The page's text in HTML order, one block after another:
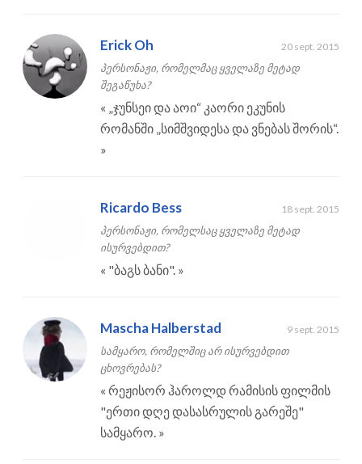
Erick Oh 20 sept. 2015
პერსონაჟი, რომელმაც ყველაზე მეტად
შეგაწუხა?
« „ჯუნსეი და აოი“ კაორი ეკუნის
რომანში „სიმშვიდესა და ვნებას შორის“.
»
Ricardo Bess 18 sept. 2015
პერსონაჟი, რომელსაც ყველაზე მეტად
ისურვებდით?
« "ბაგს ბანი". »
Mascha Halberstad 9 sept. 2015
სამყარო, რომელშიც არ ისურვებდით
ცხოვრებას?
« რეჟისორ ჰაროლდ რამისის ფილმის
"ერთი დღე დასასრულის გარეშე"
სამყარო. »